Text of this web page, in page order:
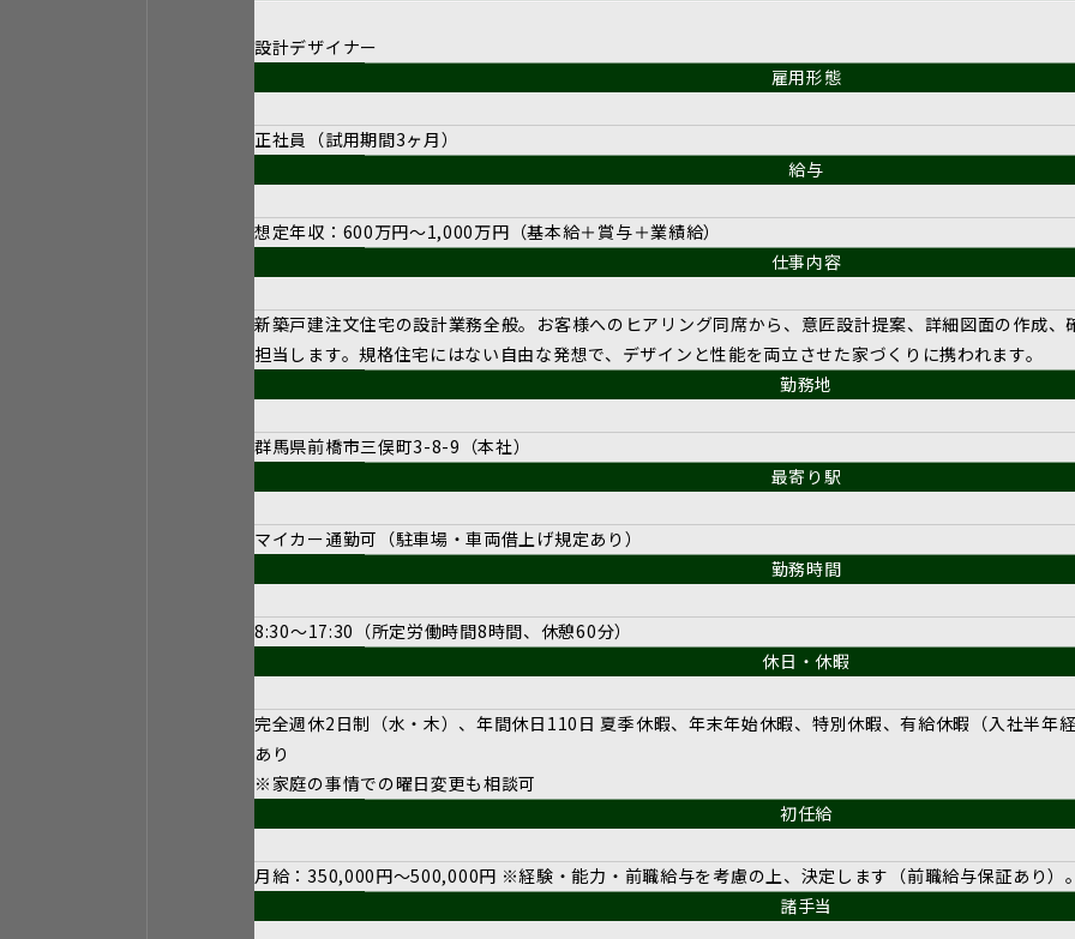
設計デザイナー
雇用形態
正社員（試用期間3ヶ月）
給与
想定年収：600万円～1,000万円（基本給＋賞与＋業績給）
仕事内容
新築戸建注文住宅の設計業務全般。お客様へのヒアリング同席から、意匠設計提案、詳細図面の作成
担当します。規格住宅にはない自由な発想で、デザインと性能を両立させた家づくりに携われます。
勤務地
群馬県前橋市三俣町3-8-9（本社）
最寄り駅
マイカー通勤可（駐車場・車両借上げ規定あり）
勤務時間
8:30～17:30（所定労働時間8時間、休憩60分）
休日・休暇
完全週休2日制（水・木）、年間休日110日 夏季休暇、年末年始休暇、特別休暇、有給休暇（入社半年
あり
※家庭の事情での曜日変更も相談可
初任給
月給：350,000円～500,000円 ※経験・能力・前職給与を考慮の上、決定します（前職給与保証あり）
諸手当